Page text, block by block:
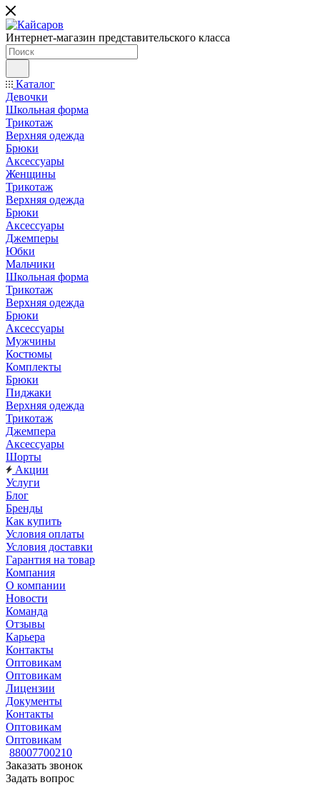
Интернет-магазин представительского класса
Каталог
Девочки
Школьная форма
Трикотаж
Верхняя одежда
Брюки
Аксессуары
Женщины
Трикотаж
Верхняя одежда
Брюки
Аксессуары
Джемперы
Юбки
Мальчики
Школьная форма
Трикотаж
Верхняя одежда
Брюки
Аксессуары
Мужчины
Костюмы
Комплекты
Брюки
Пиджаки
Верхняя одежда
Трикотаж
Джемпера
Аксессуары
Шорты
Акции
Услуги
Блог
Бренды
Как купить
Условия оплаты
Условия доставки
Гарантия на товар
Компания
О компании
Новости
Команда
Отзывы
Карьера
Контакты
Оптовикам
Оптовикам
Лицензии
Документы
Контакты
Оптовикам
Оптовикам
88007700210
Заказать звонок
Задать вопрос